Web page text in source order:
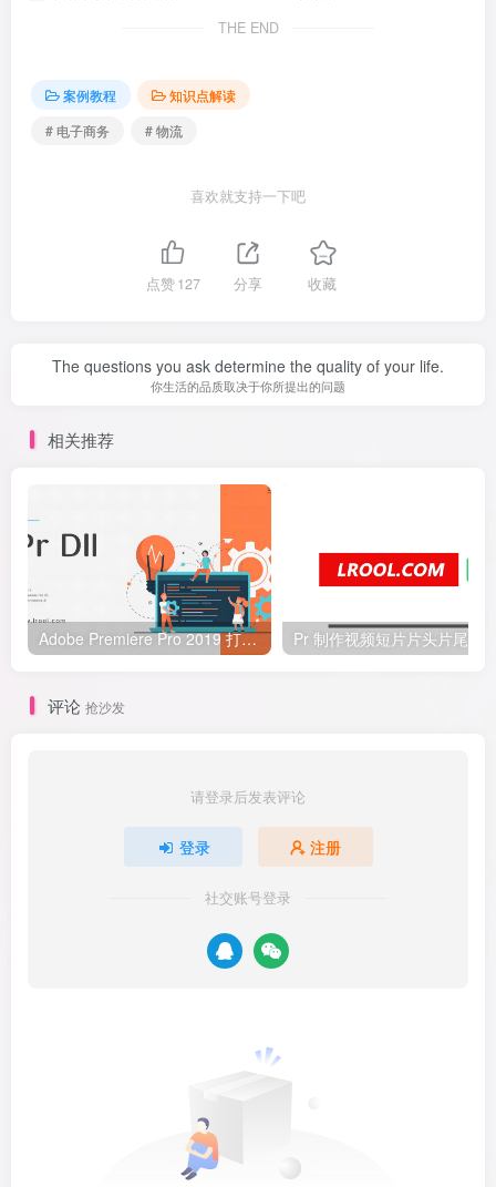
THE END
案例教程
知识点解读
# 电子商务
# 物流
喜欢就支持一下吧
点赞127 分享 收藏
The questions you ask determine the quality of your life.
你生活的品质取决于你所提出的问题
相关推荐
Adobe Premiere Pro 2019 打开生成 .Crash 文件，无法打开软件解决方法
评论 抢沙发
请登录后发表评论
登录 注册
社交账号登录